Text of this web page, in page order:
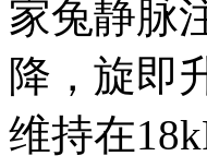
家兔静脉
降，旋即
维持在